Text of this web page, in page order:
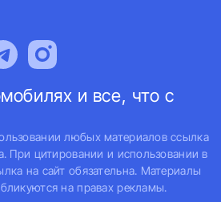
и все, что с
любых материалов ссылка
При цитировании и использовании в
на сайт обязательна. Материалы
на правах рекламы.